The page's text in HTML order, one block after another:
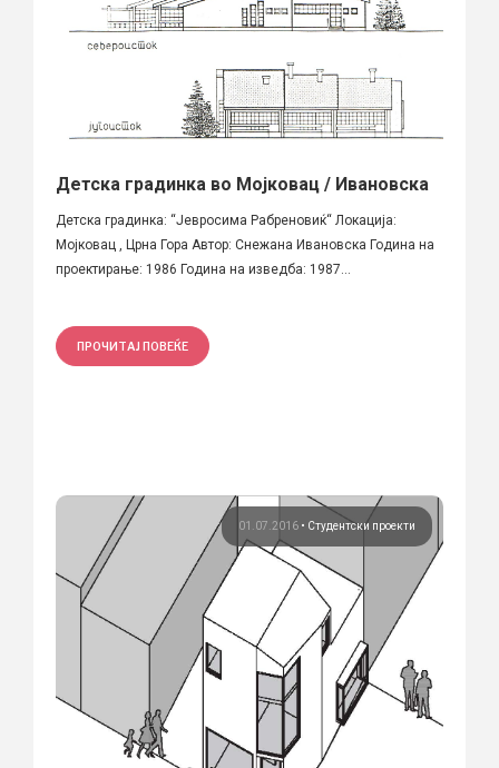
Детска градинка во Мојковац / Ивановска
Детска градинка: “Јевросима Рабреновиќ“ Локација:
Мојковац , Црна Гора Автор: Снежана Ивановска Година на
проектирање: 1986 Година на изведба: 1987...
ПРОЧИТАЈ ПОВЕЌЕ
01.07.2016 • Студентски проекти